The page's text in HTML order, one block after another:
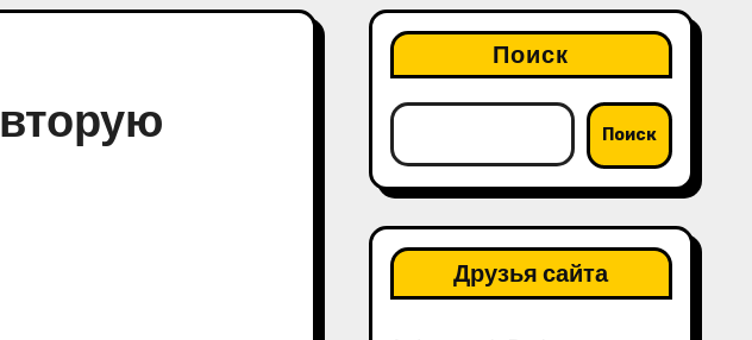
Поиск
Поиск
Друзья сайта